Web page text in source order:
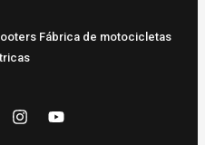
Fábrica de motocicletas